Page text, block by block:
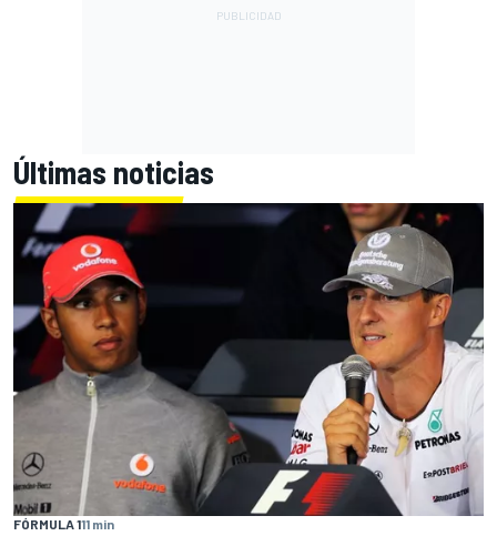
Últimas noticias
FÓRMULA 111 min